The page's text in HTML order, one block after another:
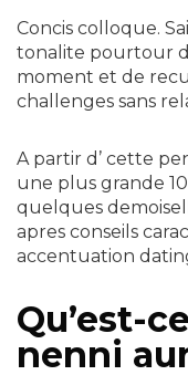
Concis colloque.
tonalite pourtour
moment et de
challenges sans
A partir d’ cette
une plus grande
quelques
apres conseils
accentuation
Qu’est-
nenni